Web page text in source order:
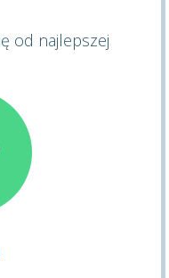
od najlepszej